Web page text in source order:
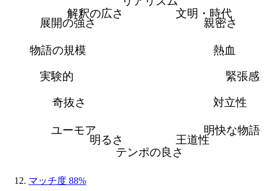
文明・時代
親密さ
熱血
緊張感
対立性
明快な物語
王道性
テンポの良さ
明るさ
ユーモア
奇抜さ
実験的
物語の規模
展開の強さ
解釈の広さ
マッチ度 88%